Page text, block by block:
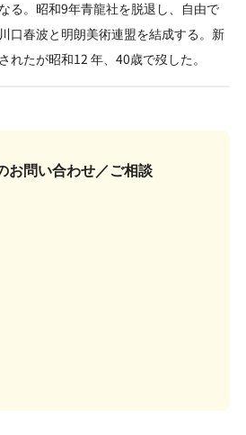
る。昭和9年青龍社を脱退し、自由で
口春波と明朗美術連盟を結成する。新
れたが昭和12 年、40歳で歿した。
お問い合わせ／ご相談